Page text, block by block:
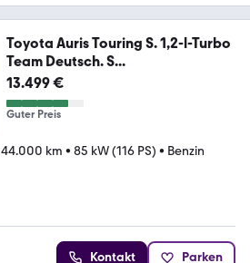
Toyota Auris Touring S. 1,2-l-Turbo
Team Deutsch. S...
13.499 €
Guter Preis
44.000 km • 85 kW (116 PS) • Benzin
Kontakt Parken